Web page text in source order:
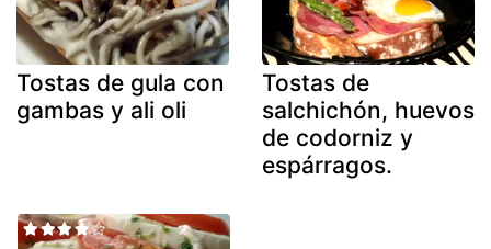
Tostas de gula con
gambas y ali oli
Tostas de
salchichón, huevos
de codorniz y
espárragos.